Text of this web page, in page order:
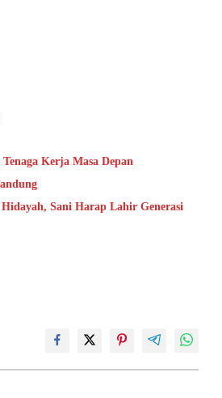
Kerja Masa Depan
Sani Harap Lahir Generasi